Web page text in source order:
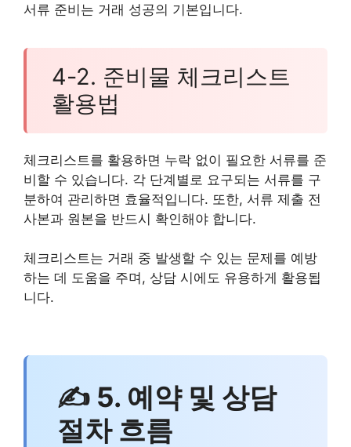
서류 준비는 거래 성공의 기본입니다.
4-2. 준비물 체크리스트
활용법
체크리스트를 활용하면 누락 없이 필요한 서류를 준
비할 수 있습니다. 각 단계별로 요구되는 서류를 구
분하여 관리하면 효율적입니다. 또한, 서류 제출 전
사본과 원본을 반드시 확인해야 합니다.
체크리스트는 거래 중 발생할 수 있는 문제를 예방
하는 데 도움을 주며, 상담 시에도 유용하게 활용됩
니다.
✍ 5. 예약 및 상담
절차 흐름